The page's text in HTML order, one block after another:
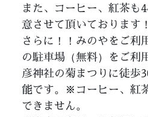
また、コーヒー、紅茶も
意させて頂いております！
さらに！！みのやをご利
の駐車場（無料）をご利
彦神社の菊まつりに徒歩
能です。※コーヒー、紅
できません。